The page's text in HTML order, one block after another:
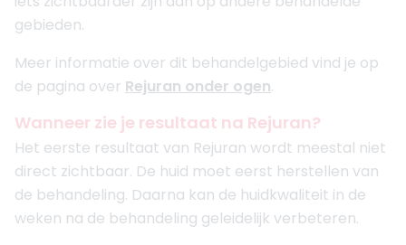
gebieden.
Meer informatie over dit behandelgebied vind je op
de pagina over Rejuran onder ogen.
Wanneer zie je resultaat na Rejuran?
Het eerste resultaat van Rejuran wordt meestal niet
direct zichtbaar. De huid moet eerst herstellen van
de behandeling. Daarna kan de huidkwaliteit in de
weken na de behandeling geleidelijk verbeteren.